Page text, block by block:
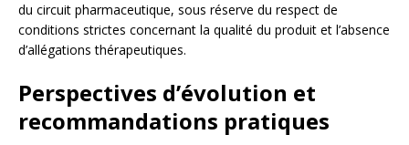
du circuit pharmaceutique, sous réserve du respect de
conditions strictes concernant la qualité du produit et l’absence
d’allégations thérapeutiques.
Perspectives d’évolution et
recommandations pratiques